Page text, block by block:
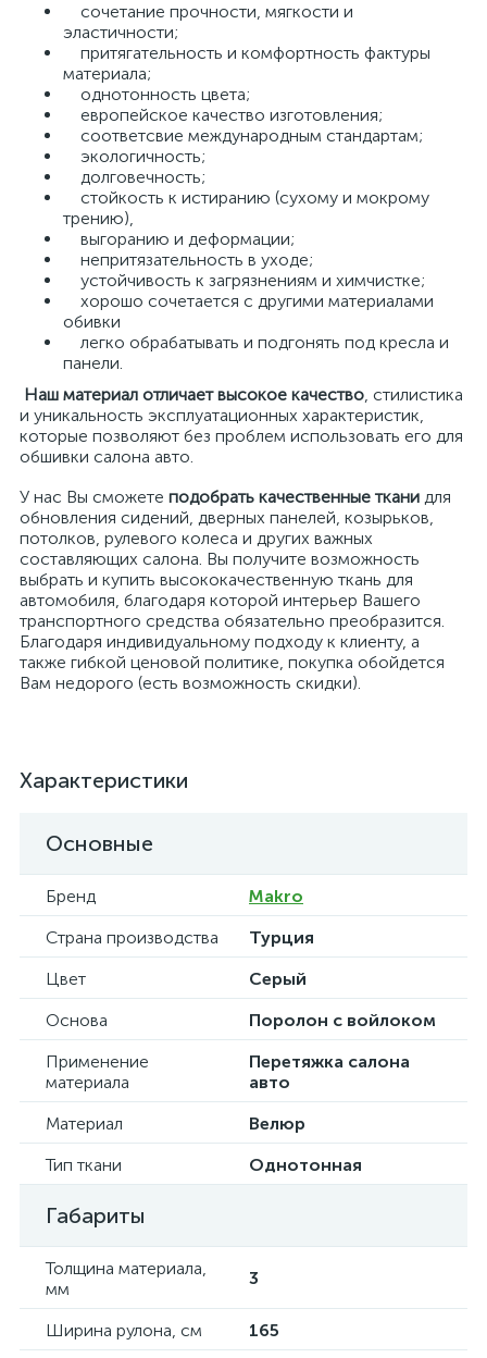
сочетание прочности, мягкости и
эластичности;
притягательность и комфортность фактуры
материала;
однотонность цвета;
европейское качество изготовления;
соответсвие международным стандартам;
экологичность;
долговечность;
стойкость к истиранию (сухому и мокрому
трению),
выгоранию и деформации;
непритязательность в уходе;
устойчивость к загрязнениям и химчистке;
хорошо сочетается с другими материалами
обивки
легко обрабатывать и подгонять под кресла и
панели.
Наш материал отличает высокое качество, стилистика
и уникальность эксплуатационных характеристик,
которые позволяют без проблем использовать его для
обшивки салона авто.
У нас Вы сможете подобрать качественные ткани для
обновления сидений, дверных панелей, козырьков,
потолков, рулевого колеса и других важных
составляющих салона. Вы получите возможность
выбрать и купить высококачественную ткань для
автомобиля, благодаря которой интерьер Вашего
транспортного средства обязательно преобразится.
Благодаря индивидуальному подходу к клиенту, а
также гибкой ценовой политике, покупка обойдется
Вам недорого (есть возможность скидки).
Характеристики
Основные
Бренд
Makro
Страна производства
Турция
Цвет
Серый
Основа
Поролон с войлоком
Применение
материала
Перетяжка салона
авто
Материал
Велюр
Тип ткани
Однотонная
Габариты
Толщина материала,
мм
3
Ширина рулона, см 165